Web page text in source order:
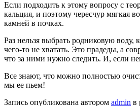
Если подходить к этому вопросу с
кальция, и поэтому чересчур мягкая
камней в почках.
Раз нельзя выбрать родниковую
чего-то не хватать. Это прадеды, а
что за ними нужно следить. И, если
Все знают, что можно полностью
мы ее пьем!
Запись опубликована автором admin в